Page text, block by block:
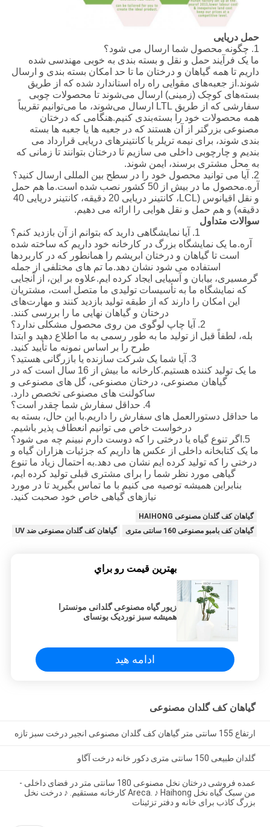
حمل دریایی
1. چگونه محصول شما ارسال می شود؟
ما یک فرآیند حمل و نقل و بسته بندی به خوبی مهندسی شده
داریم تا همه گیاهان و درختان ما تا حد امکان بسته بندی و ارسال
شوند.از جعبه‌های مقوایی راه راه استاندارد شده که از طریق
بسته‌های کوچک (زمینی) ارسال می‌شوند تا محصولات چوبی
سفارشی که از طریق LTL ارسال می‌شوند، ما می‌توانیم تقریباً
همه محصولات خود را بسته‌بندی کنیم.هنگامی که درختان
مصنوعی بزرگتر از آن هستند که در جعبه ها یا جعبه ها بسته
بندی شوند، برای نیمه تریلر یا کانتینرهای دریایی قرارداد می
بندیم و چارچوبی داخلی می سازیم تا درختان بتوانند تا زمانی که
به محل مشتری برسند، ایمن شوند.
2. آیا می توانید محصول خود را در سطح بین المللی ارسال کنید؟
آره.محصول ما در بیش از 50 کشور نصب شده است.ما هم حمل
و نقل اقیانوس (LCL، کانتینر دریایی 20 دقیقه، کانتینر دریایی 40
دقیقه) و هم حمل و نقل هوایی را ارائه می دهیم.
سوالات متداول
1. آیا نمایشگاهی دارید که بتوانم از آن بازدید کنم؟
آره.ما یک نمایشگاه بزرگ در کارخانه خود داریم که ساخته شده
است تا گیاهان و درختان ابریشم را همانطور که در کاربردها
استفاده می شود نشان دهد.ما تم های مختلفی از جمله
گرمسیری، بیابان و آسیایی ایجاد کرده ایم.علاوه بر این، از آنجایی
که نمایشگاه ما به تأسیسات تولیدی ما متصل است، مشتریان
این امکان را دارند که از طبقه تولید بازدید کنند و مهارت‌های
درختان و گیاهان نهایی ما را بررسی کنند.
2. آیا چاپ لوگوی من روی محصول مشکلی ندارد؟
بله، لطفاً قبل از تولید ما به طور رسمی به ما اطلاع دهید و ابتدا
طرح را بر اساس نمونه ما تأیید کنید.
3. آیا شما یک شرکت سازنده یا بازرگانی هستید؟
ما یک تولید کننده هستیم.کارخانه ما بیش از 16 سال است که در
گیاهان مصنوعی، درختان مصنوعی، گل های مصنوعی و
ساکولنت های مصنوعی تخصص دارد.
4. حداقل سفارش شما چقدر است؟
ما حداقل دستورالعمل های سفارش را داریم.با این حال، بسته به
درخواست خاص می توانیم انعطاف پذیر باشیم.
5.اگر تنوع گیاه یا درختی را که دوست دارم نبینم چه می شود؟
ما یک کتابخانه داخلی از عکس ها داریم که جزئیات هزاران گیاه و
درختی را که تولید کرده ایم نشان می دهد.به احتمال زیاد ما تنوع
گیاهی مورد نظر شما را برای مشتری قبلی تولید کرده ایم،
بنابراین همیشه توصیه می کنیم با ما تماس بگیرید تا در مورد
نیازهای گیاهی خاص خود صحبت کنید.
گیاهان کف گلدان مصنوعی HAIHONG
گیاهان کف بامبو مصنوعی 160 سانتی متری
گیاهان کف گلدان مصنوعی ضد UV
بهترين قيمت رو براي
زیور گیاه مصنوعی گلدانی مونسترا
همیشه سبز نوردیک بونسای
ادامه هید
گیاهان کف گلدان مصنوعی
ارتفاع 155 سانتی متر گیاهان کف گلدان مصنوعی انجیر درخت سبز تازه
گلدان طبیعی 150 سانتی متری دکور خانه درخت آگاو
عمده فروشی درختان نخل مصنوعی 180 سانتی متر در فضای داخلی -
من سبک گیاه نخل Areca. ♪ Haihong کارخانه مستقیم. ♪ درخت نخل
بزرگ کاذب برای خانه و دفتر تزئینات